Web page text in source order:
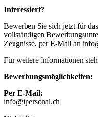
Interessiert?
Bewerben Sie sich jetzt für
vollständigen
Zeugnisse, per E-Mail an
Für weitere Informationen
Bewerbungsmöglichkeiten:
Per E-Mail:
info@ipersonal.ch